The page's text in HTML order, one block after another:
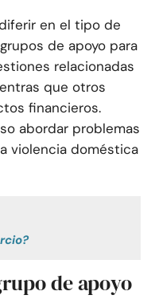
en el tipo de
de apoyo para
relacionadas
que otros
financieros.
abordar problemas
violencia doméstica
de apoyo